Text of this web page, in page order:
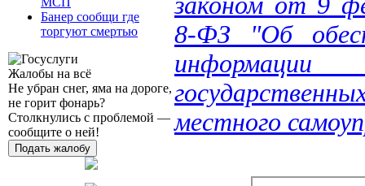
Банер сообщи где
торгуют смертью
Жалобы на всё
Не убран снег, яма на дороге,
не горит фонарь?
Столкнулись с проблемой —
сообщите о ней!
Подать жалобу
8-ФЗ "Об
информации
местного